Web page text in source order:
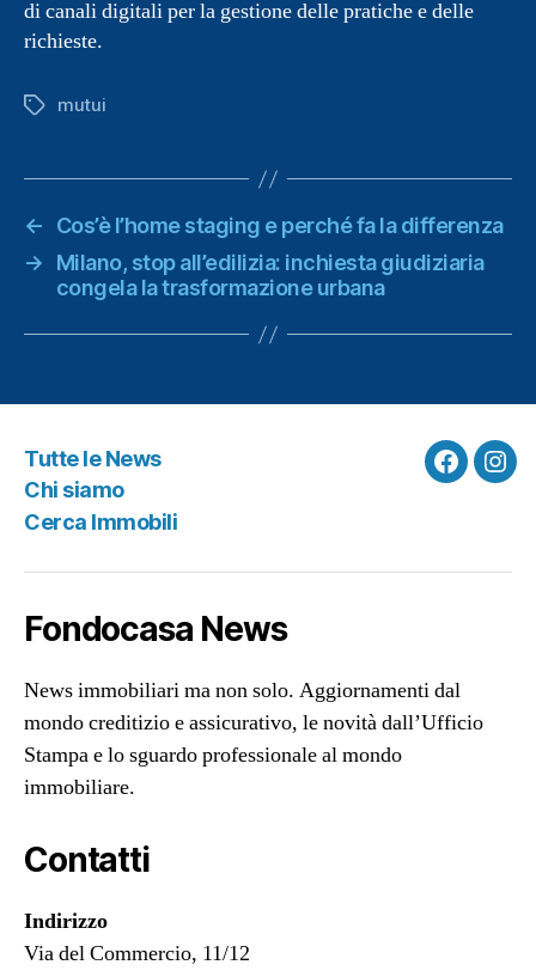
di canali digitali per la gestione delle pratiche e delle
richieste.
Tag mutui
←
Cos’è l’home staging e perché fa la differenza
→
Milano, stop all’edilizia: inchiesta giudiziaria
congela la trasformazione urbana
Tutte le News
Chi siamo
Cerca Immobili
Fondocasa News
News immobiliari ma non solo. Aggiornamenti dal
mondo creditizio e assicurativo, le novità dall’Ufficio
Stampa e lo sguardo professionale al mondo
immobiliare.
Contatti
Indirizzo
Via del Commercio, 11/12